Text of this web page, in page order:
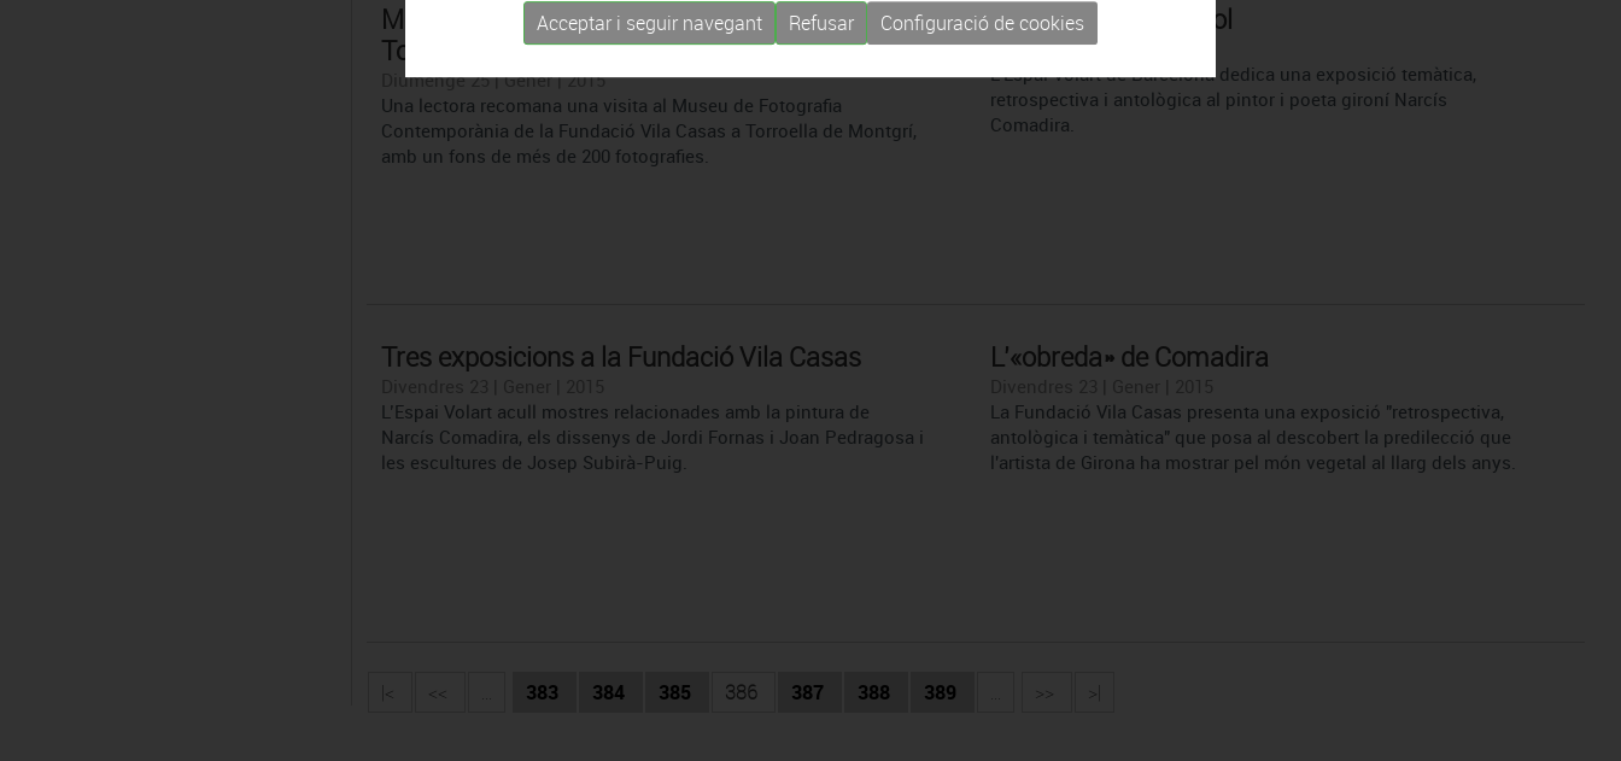
Museu de Fotografia Contemporània a
Torroella
Diumenge 25 | Gener | 2015
Una lectora recomana una visita al Museu de Fotografia
Contemporània de la Fundació Vila Casas a Torroella de Montgrí,
amb un fons de més de 200 fotografies.
L’arbre com a símbol
Divendres 23 | Gener | 2015
L’Espai Volart de Barcelona dedica una exposició temàtica,
retrospectiva i antològica al pintor i poeta gironí Narcís
Comadira.
Tres exposicions a la Fundació Vila Casas
L’Espai Volart acull mostres relacionades amb la pintura de
Narcís Comadira, els dissenys de Jordi Fornas i Joan Pedragosa i
les escultures de Josep Subirà-Puig.
L’«obreda» de Comadira
La Fundació Vila Casas presenta una exposició "retrospectiva,
antològica i temàtica" que posa al descobert la predilecció que
l'artista de Girona ha mostrar pel món vegetal al llarg dels anys.
|< << ... 383 384 385 386 387 388 389 ... >> >|
Acceptar i seguir navegant Refusar Configuració de cookies